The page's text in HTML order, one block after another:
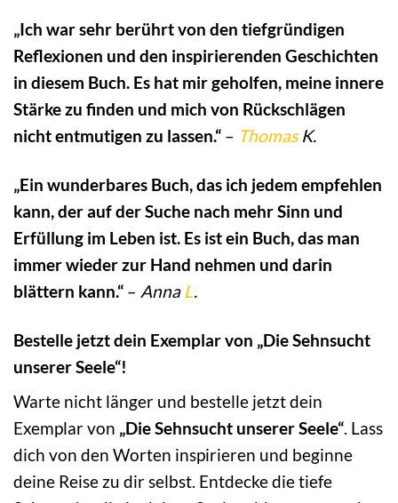
„Ich war sehr berührt von den tiefgründigen
Reflexionen und den inspirierenden Geschichten
in diesem Buch. Es hat mir geholfen, meine innere
Stärke zu finden und mich von Rückschlägen
nicht entmutigen zu lassen.“ – ThomasK.
„Ein wunderbares Buch, das ich jedem empfehlen
kann, der auf der Suche nach mehr Sinn und
Erfüllung im Leben ist. Es ist ein Buch, das man
immer wieder zur Hand nehmen und darin
blättern kann.“ – Anna L.
Bestelle jetzt dein Exemplar von „Die Sehnsucht
unserer Seele“!
Warte nicht länger und bestelle jetzt dein
Exemplar von „Die Sehnsucht unserer Seele“. Lass
dich von den Worten inspirieren und beginne
deine Reise zu dir selbst. Entdecke die tiefe